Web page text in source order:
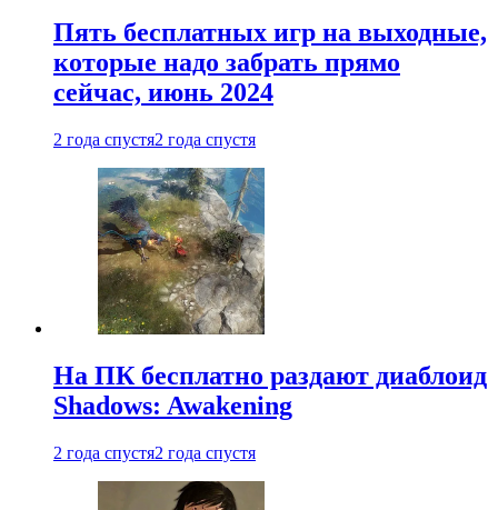
Пять бесплатных игр на выходные,
которые надо забрать прямо
сейчас, июнь 2024
2 года спустя2 года спустя
На ПК бесплатно раздают диаблоид
Shadows: Awakening
2 года спустя2 года спустя